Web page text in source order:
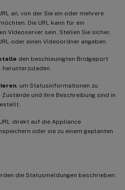
an, von der Sie ein oder mehrere
Die URL kann für ein
Videoserver sein. Stellen Sie sicher,
oder einen Videoordner angeben.
den beschleunigten Bridgeport
herunterzuladen.
, um Statusinformationen zu
und ihre Beschreibung sind in
direkt auf die Appliance
oder sie zu einem geplanten
die Statusmeldungen beschrieben: